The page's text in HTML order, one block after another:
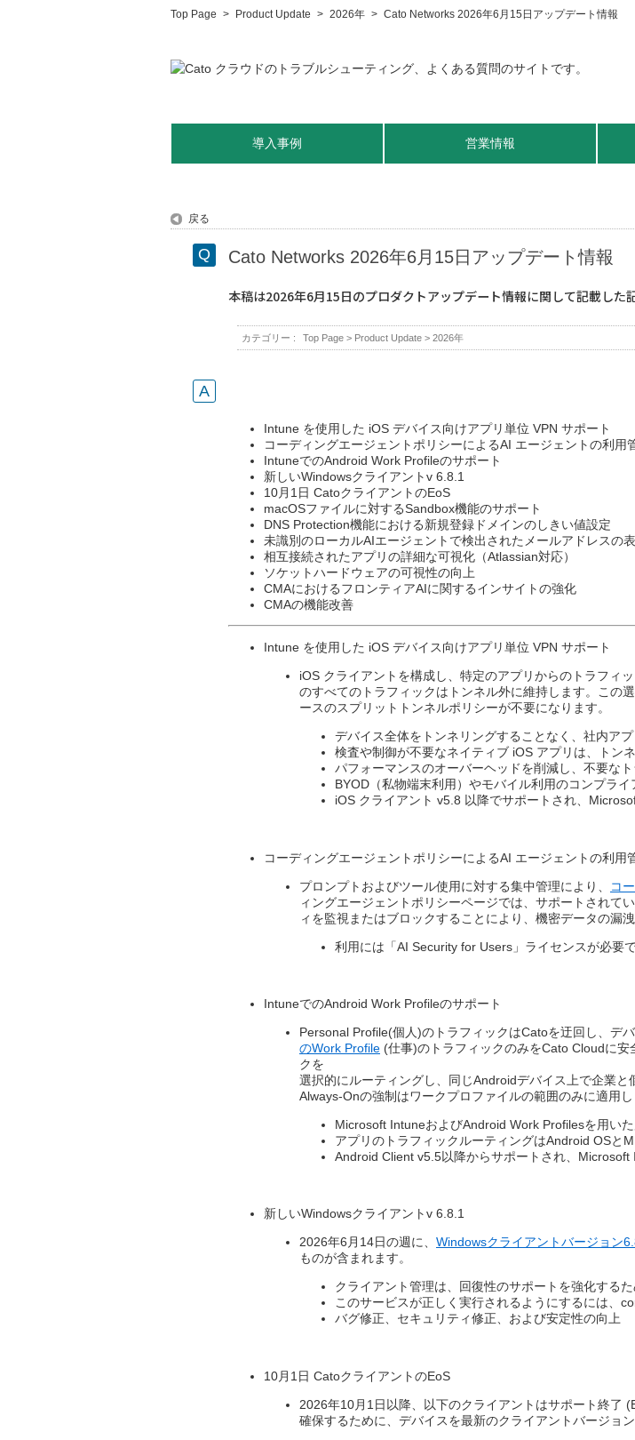
Top Page > Product Update > 2026年 > Cato Networks 2026年6月15日アップデート情報
導入事例 営業情報
戻る
Cato Networks 2026年6月15日アップデート情報
本稿は2026年6月15日のプロダクトアップデート情報に関して記載した
カテゴリー : Top Page > Product Update > 2026年
Intune を使用した iOS デバイス向けアプリ単位 VPN サポート
コーディングエージェントポリシーによるAI エージェントの利用
IntuneでのAndroid Work Profileのサポート
新しいWindowsクライアントv 6.8.1
10月1日 CatoクライアントのEoS
macOSファイルに対するSandbox機能のサポート
DNS Protection機能における新規登録ドメインのしきい値設定​
未識別のローカルAIエージェントで検出されたメールアドレスの
相互接続されたアプリの詳細な可視化（Atlassian対応）
ソケットハードウェアの可視性の向上
CMAにおけるフロンティアAIに関するインサイトの強化​
CMAの機能改善
​Intune を使用した iOS デバイス向けアプリ単位 VPN サポート
iOS クライアントを構成し、特定のアプリからのトラフィ
のすべてのトラフィックはトンネル外に維持します。この
ースのスプリットトンネルポリシーが不要になります。
デバイス全体をトンネリングすることなく、社内ア
検査や制御が不要なネイティブ iOS アプリは、トン
パフォーマンスのオーバーヘッドを削減し、不要な
BYOD（私物端末利用）やモバイル利用のコンプラ
iOS クライアント v5.8 以降でサポートされ、
コーディングエージェントポリシーによるAI エージェントの利用
プロンプトおよびツール使用に対する集中管理により、 コ
ィングエージェントポリシーページでは、サポートされて
ィを監視またはブロックすることにより、機密データの漏
利用には「AI Security for Users」ライセンスが必要で
IntuneでのAndroid Work Profileのサポート
Personal Profile(個人)のトラフィックはCatoを迂回し、デ
のWork Profile (仕事)のトラフィックのみをCato Cloudに
クを​
選択的にルーティングし、同じAndroidデバイス上で企業と
Always-Onの強制はワークプロファイルの範囲のみに適用し
Microsoft IntuneおよびAndroid Work Profilesを用いた
アプリのトラフィックルーティングはAndroid OSと
Android Client v5.5以降からサポートされ、Microsoft
新しいWindowsクライアントv 6.8.1
2026年6月14日の週に、 Windowsクライアントバージョン
ものが含まれます。​
クライアント管理は、回復性のサポートを強化する
このサービスが正しく実行されるようにするには、
バグ修正、セキュリティ修正、および安定性の向上
10月1日 CatoクライアントのEoS
2026年10月1日以降、以下のクライアントはサポート終了
確保するために、デバイスを最新のクライアントバージョ